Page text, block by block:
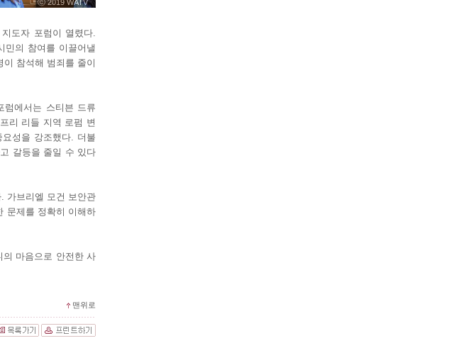
ⓒ 2019 WATV
도자 포럼이 열렸다.
의 참여를 이끌어낼
참석해 범죄를 줄이
럼에서는 스티븐 드류
리 리들 지역 로펌 변
성을 강조했다. 더불
갈등을 줄일 수 있다
가브리엘 모건 보안관
문제를 정확히 이해하
마음으로 안전한 사
맨위로